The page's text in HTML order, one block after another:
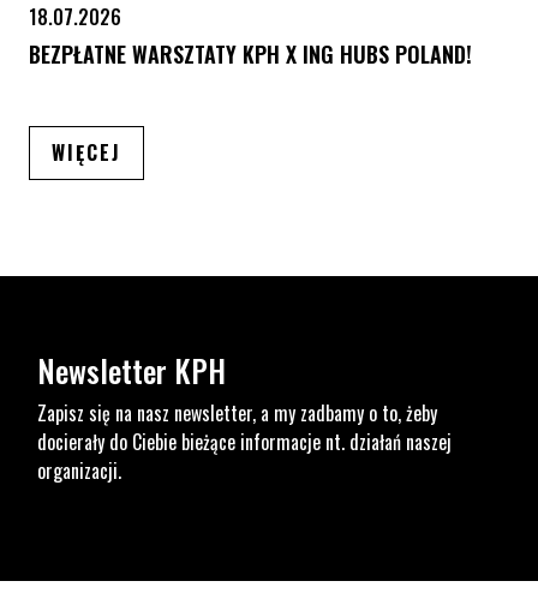
18.07.2026
BEZPŁATNE WARSZTATY KPH X ING HUBS POLAND!
WIĘCEJ
Newsletter KPH
Zapisz się na nasz newsletter, a my zadbamy o to, żeby
docierały do Ciebie bieżące informacje nt. działań naszej
organizacji.